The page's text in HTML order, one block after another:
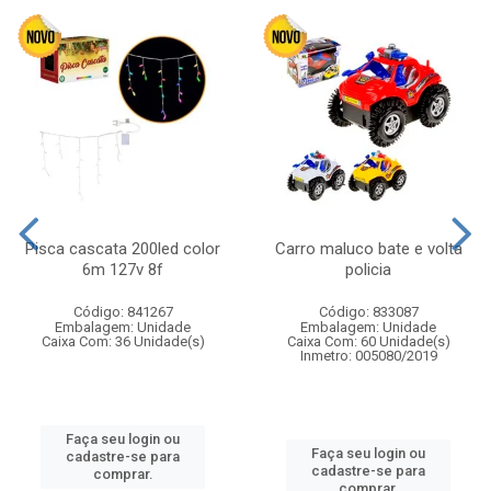
Pisca cascata 200led color
6m 127v 8f
Código: 841267
Embalagem: Unidade
Caixa Com: 36 Unidade(s)
Faça seu login ou
cadastre-se para
comprar.
Carro maluco bate e volta
policia
Código: 833087
Embalagem: Unidade
Caixa Com: 60 Unidade(s)
Inmetro: 005080/2019
Faça seu login ou
cadastre-se para